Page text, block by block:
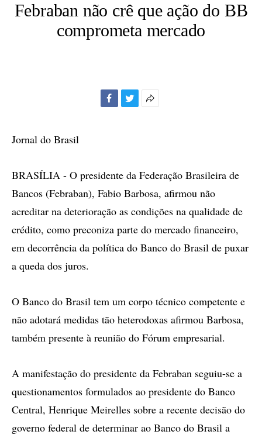
Febraban não crê que ação do BB
comprometa mercado
Jornal do Brasil
BRASÍLIA - O presidente da Federação Brasileira de
Bancos (Febraban), Fabio Barbosa, afirmou não
acreditar na deterioração as condições na qualidade de
crédito, como preconiza parte do mercado financeiro,
em decorrência da política do Banco do Brasil de puxar
a queda dos juros.
O Banco do Brasil tem um corpo técnico competente e
não adotará medidas tão heterodoxas afirmou Barbosa,
também presente à reunião do Fórum empresarial.
A manifestação do presidente da Febraban seguiu-se a
questionamentos formulados ao presidente do Banco
Central, Henrique Meirelles sobre a recente decisão do
governo federal de determinar ao Banco do Brasil a